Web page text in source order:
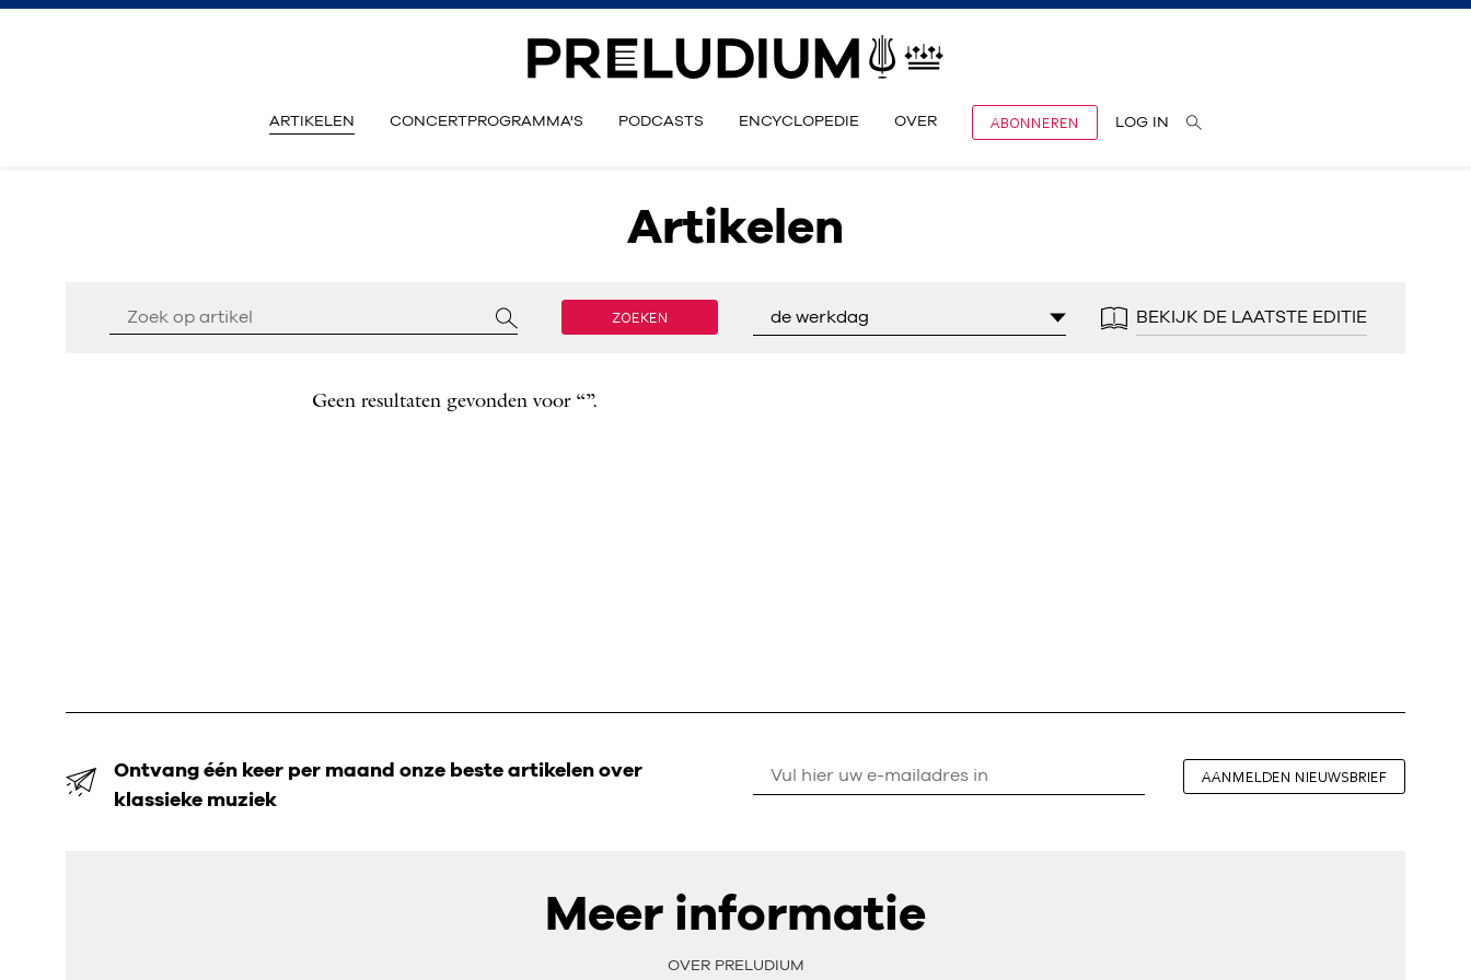
ARTIKELEN CONCERTPROGRAMMA'S PODCASTS ENCYCLOPEDIE OVER ABONNEREN LOG IN
Artikelen
ZOEKEN de werkdag BEKIJK DE LAATSTE EDITIE
Geen resultaten gevonden voor “”.
Ontvang één keer per maand onze beste artikelen over
klassieke muziek
AANMELDEN NIEUWSBRIEF
Meer informatie
OVER PRELUDIUM